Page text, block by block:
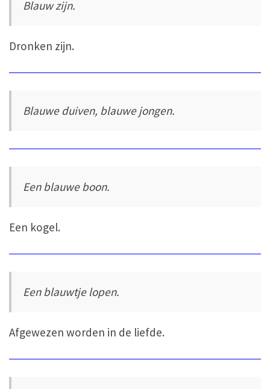
Blauw zijn.
Dronken zijn.
Blauwe duiven, blauwe jongen.
Een blauwe boon.
Een kogel.
Een blauwtje lopen.
Afgewezen worden in de liefde.